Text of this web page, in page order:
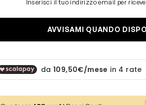
Inserisci il tuo indirizzo email per
AVVISAMI QUANDO